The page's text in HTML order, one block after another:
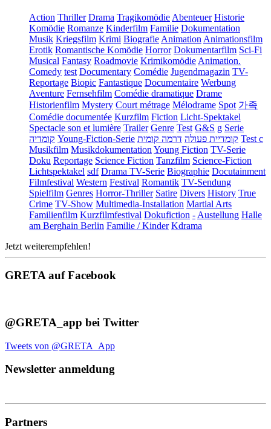
Action Thriller Drama Tragikomödie Abenteuer Historie
Komödie Romanze Kinderfilm Familie Dokumentation
Musik Kriegsfilm Krimi Biografie Animation Animationsfilm
Erotik Romantische Komödie Horror Dokumentarfilm Sci-Fi
Musical Fantasy Roadmovie Krimikomödie Animation.
Comedy test Documentary Comédie Jugendmagazin TV-
Reportage Biopic Fantastique Documentaire Werbung
Aventure Fernsehfilm Comédie dramatique Drame
Historienfilm Mystery Court métrage Mélodrame Spot 가족
Comédie documentée Kurzfilm Fiction Licht-Spektakel
Spectacle son et lumière Trailer Genre Test G&S g Serie
קומדיה Young-Fiction-Serie קומדיית פעולה דרמה קומית
Test c
Musikfilm Musikdokumentation Young Fiction TV-Serie
Doku Reportage Science Fiction Tanzfilm Science-Fiction
Lichtspektakel sdf Drama TV-Serie Biographie Docutainment
Filmfestival Western Festival Romantik TV-Sendung
Spielfilm Genres Horror-Thriller Satire Divers History True
Crime TV-Show Multimedia-Installation Martial Arts
Familienfilm Kurzfilmfestival Dokufiction - Austellung Halle
am Berghain Berlin Familie / Kinder Kdrama
Jetzt weiterempfehlen!
GRETA auf Facebook
@GRETA_app bei Twitter
Tweets von @GRETA_App
Newsletter anmeldung
Partners